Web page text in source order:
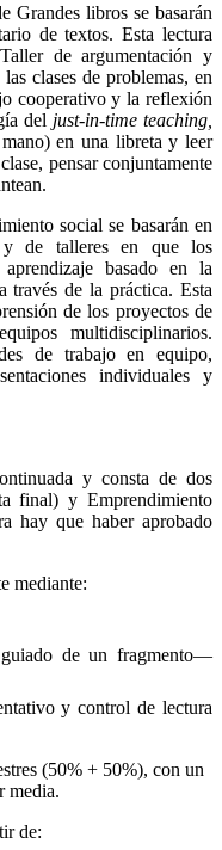
Grandes libros se basarán
de textos. Esta lectura
de argumentación y
clases de problemas, en
cooperativo y la reflexión
del just-in-time teaching,
en una libreta y leer
pensar conjuntamente
social se basarán en
y de talleres en que los
basado en la
través de la práctica. Esta
de los proyectos de
multidisciplinarios.
de trabajo en equipo,
individuales y
y consta de dos
final) y Emprendimiento
hay que haber aprobado
mediante:
de un fragmento—
y control de lectura
(50% + 50%), con un
media.
de: